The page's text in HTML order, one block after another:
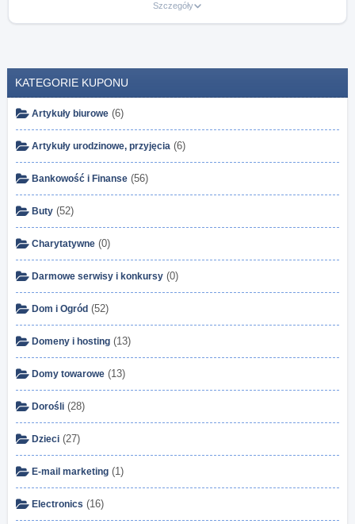
Szczegóły
KATEGORIE KUPONU
Artykuły biurowe (6)
Artykuły urodzinowe, przyjęcia (6)
Bankowość i Finanse (56)
Buty (52)
Charytatywne (0)
Darmowe serwisy i konkursy (0)
Dom i Ogród (52)
Domeny i hosting (13)
Domy towarowe (13)
Dorośli (28)
Dzieci (27)
E-mail marketing (1)
Electronics (16)